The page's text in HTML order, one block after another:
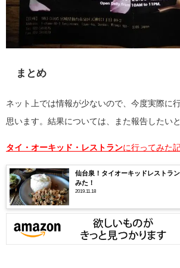
まとめ
ネット上では情報が少ないので、今度実際に
思います。結果については、また報告したい
タイ・オーキッド・レストランに行ってみた
仙台泉！タイオーキッドレストラ
みた！
2019.11.18